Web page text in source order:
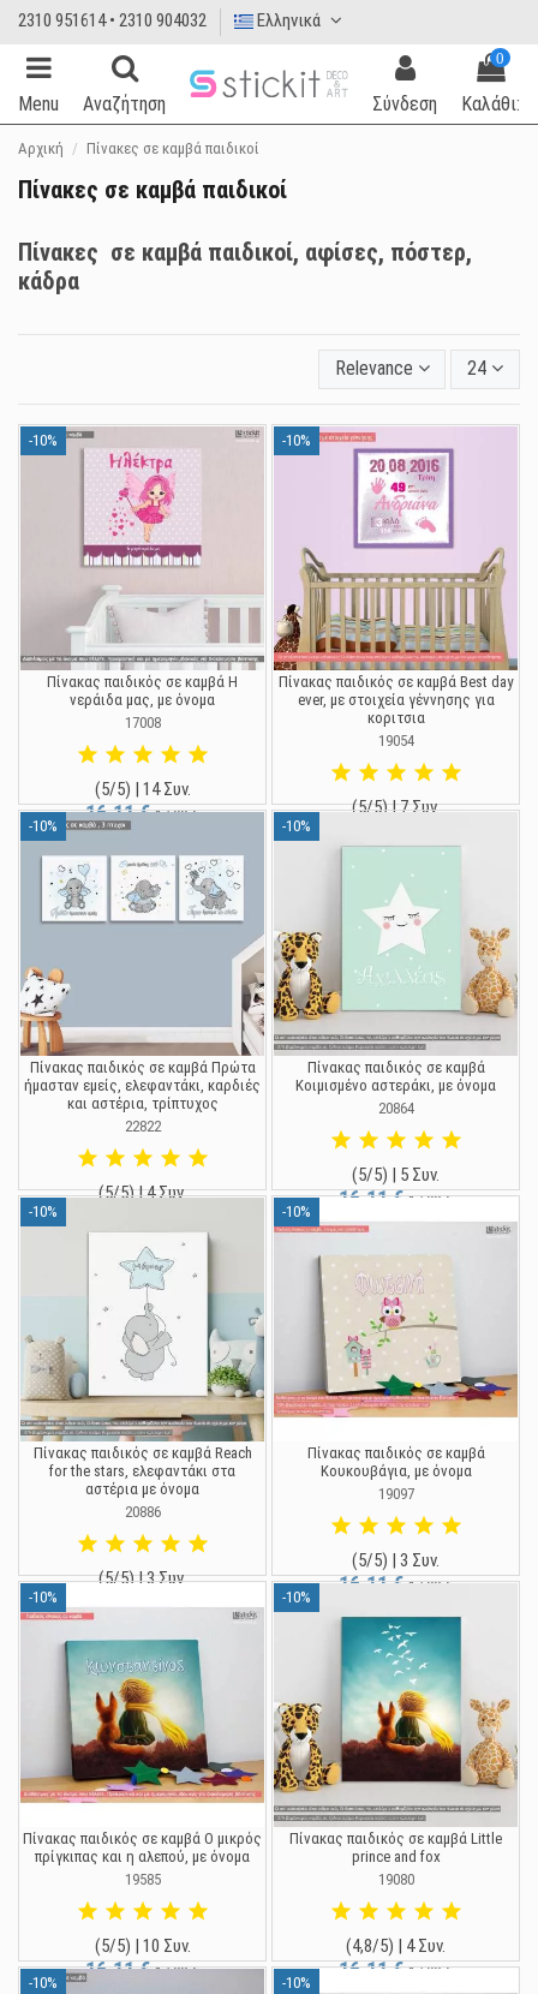
2310 951614 • 2310 904032 Ελληνικά
Menu Αναζήτηση Σύνδεση
0
Καλάθι:
Αρχική Πίνακες σε καμβά παιδικοί
Πίνακες σε καμβά παιδικοί
Πίνακες σε καμβά παιδικοί, αφίσες, πόστερ,
κάδρα
Relevance 24
-10%
Πίνακας παιδικός σε καμβά Η
νεράιδα μας, με όνομα
17008
(5/5) | 14 Συν.
16,11 €17,90 €
-10%
Πίνακας παιδικός σε καμβά Best day
ever, με στοιχεία γέννησης για
κοριτσια
19054
(5/5) | 7 Συν.
-10%
Πίνακας παιδικός σε καμβά Πρώτα
ήμασταν εμείς, ελεφαντάκι, καρδιές
και αστέρια, τρίπτυχος
22822
(5/5) | 4 Συν.
-10%
Πίνακας παιδικός σε καμβά
Κοιμισμένο αστεράκι, με όνομα
20864
(5/5) | 5 Συν.
16,11 €17,90 €
-10%
Πίνακας παιδικός σε καμβά Reach
for the stars, ελεφαντάκι στα
αστέρια με όνομα
20886
(5/5) | 3 Συν.
16,11 €17,90 €
-10%
Πίνακας παιδικός σε καμβά
Κουκουβάγια, με όνομα
19097
(5/5) | 3 Συν.
16,11 €17,90 €
-10%
Πίνακας παιδικός σε καμβά Ο μικρός
πρίγκιπας και η αλεπού, με όνομα
19585
(5/5) | 10 Συν.
16,11 €17,90 €
-10%
Πίνακας παιδικός σε καμβά Little
prince and fox
19080
(4,8/5) | 4 Συν.
16,11 €17,90 €
-10% -10%